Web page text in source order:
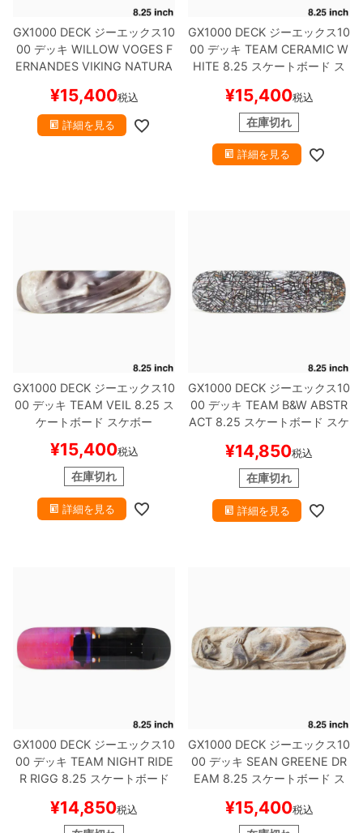
GX1000 DECK ジーエックス10
00 デッキ WILLOW VOGES F
ERNANDES VIKING NATURA
ー
¥15,400税込
詳細を見る
GX1000 DECK ジーエックス10
00 デッキ TEAM CERAMIC W
HITE 8.25 スケートボード ス
¥15,400税込
在庫切れ
詳細を見る
GX1000 DECK ジーエックス10
00 デッキ TEAM VEIL 8.25 ス
ケートボード スケボー
¥15,400税込
在庫切れ
詳細を見る
GX1000 DECK ジーエックス10
00 デッキ TEAM B&W ABSTR
ACT 8.25 スケートボード スケ
¥14,850税込
在庫切れ
詳細を見る
GX1000 DECK ジーエックス10
00 デッキ TEAM NIGHT RIDE
R RIGG 8.25 スケートボード
¥14,850税込
GX1000 DECK ジーエックス10
00 デッキ SEAN GREENE DR
EAM 8.25 スケートボード ス
¥15,400税込